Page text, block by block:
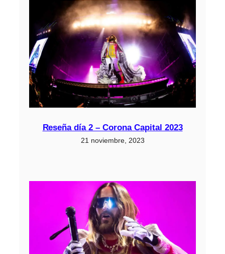
Reseña día 2 – Corona Capital 2023
21 noviembre, 2023